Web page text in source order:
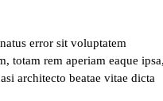
error sit voluptatem
totam rem aperiam eaque
architecto beatae vitae dicta